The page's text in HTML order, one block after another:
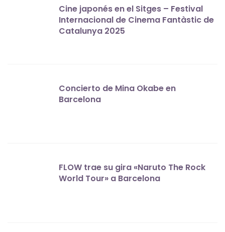
Cine japonés en el Sitges – Festival
Internacional de Cinema Fantàstic de
Catalunya 2025
Concierto de Mina Okabe en
Barcelona
FLOW trae su gira «Naruto The Rock
World Tour» a Barcelona